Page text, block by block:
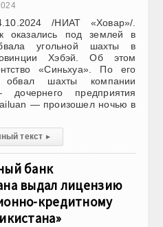
/НИАТ «Ховар»/.
оказались под землей в
угольной шахты в
Хэбэй. Об этом
«Синьхуа». По его
обвал шахты компании
предприятия
— произошел ночью в
текст ▸
банк
выдал лицензию
кредитному